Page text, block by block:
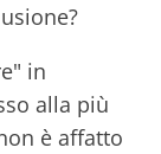
in
alla più
è affatto